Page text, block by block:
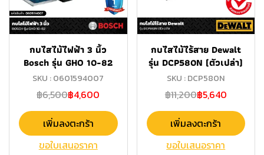
กบไสไม้ไฟฟ้า 3 นิ้ว
Bosch รุ่น GHO 10-82
SKU : 0601594007
฿6,500฿4,600
เพิ่มลงตะกร้า
ขอใบเสนอราคา
กบไสไม้ไร้สาย Dewalt
รุ่น DCP580N (ตัวเปล่า)
SKU : DCP580N
฿11,200฿5,640
เพิ่มลงตะกร้า
ขอใบเสนอราคา